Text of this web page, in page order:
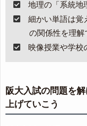
地理の「系統地
細かい単語は覚
の関係性を理解
映像授業や学校
阪大入試の問題を
上げていこう